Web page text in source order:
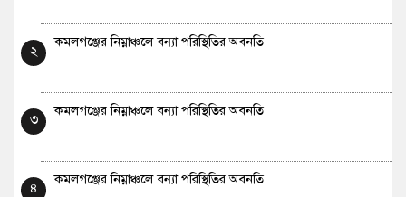
২
কমলগঞ্জের নিম্নাঞ্চলে বন্যা পরিস্থিতির অবনতি
৩
কমলগঞ্জের নিম্নাঞ্চলে বন্যা পরিস্থিতির অবনতি
৪
কমলগঞ্জের নিম্নাঞ্চলে বন্যা পরিস্থিতির অবনতি